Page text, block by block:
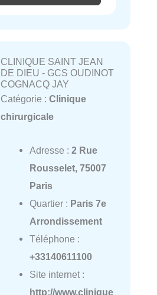
CLINIQUE SAINT JEAN
DE DIEU - GCS OUDINOT
COGNACQ JAY
Catégorie : Clinique
chirurgicale
Adresse : 2 Rue
Rousselet, 75007
Paris
Quartier : Paris 7e
Arrondissement
Téléphone :
+33140611100
Site internet :
http://www.clinique